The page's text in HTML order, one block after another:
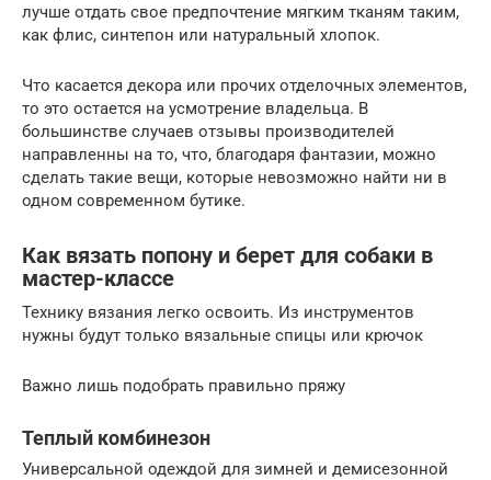
лучше отдать свое предпочтение мягким тканям таким,
как флис, синтепон или натуральный хлопок.
Что касается декора или прочих отделочных элементов,
то это остается на усмотрение владельца. В
большинстве случаев отзывы производителей
направленны на то, что, благодаря фантазии, можно
сделать такие вещи, которые невозможно найти ни в
одном современном бутике.
Как вязать попону и берет для собаки в
мастер-классе
Технику вязания легко освоить. Из инструментов
нужны будут только вязальные спицы или крючок
Важно лишь подобрать правильно пряжу
Теплый комбинезон
Универсальной одеждой для зимней и демисезонной